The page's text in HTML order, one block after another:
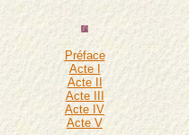
Préface
Acte I
Acte II
Acte III
Acte IV
Acte V